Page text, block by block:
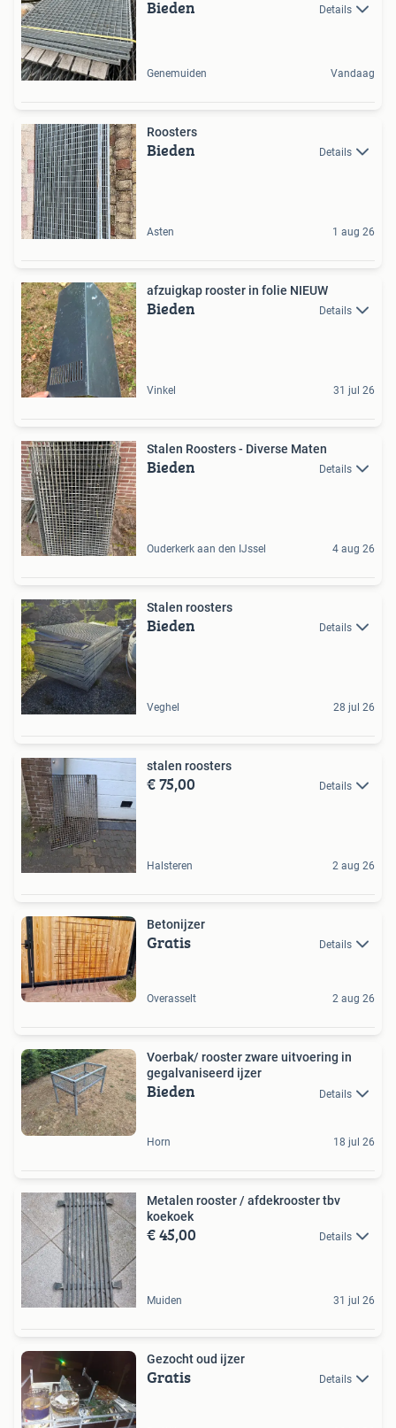
Bieden Details
Genemuiden Vandaag
Roosters
Bieden Details
Asten 1 aug 26
afzuigkap rooster in folie NIEUW
Bieden Details
Vinkel 31 jul 26
Stalen Roosters - Diverse Maten
Bieden Details
Ouderkerk aan den IJssel 4 aug 26
Stalen roosters
Bieden Details
Veghel 28 jul 26
stalen roosters
€ 75,00 Details
Halsteren 2 aug 26
Betonijzer
Gratis Details
Overasselt 2 aug 26
Voerbak/ rooster zware uitvoering in
gegalvaniseerd ijzer
Bieden Details
Horn 18 jul 26
Metalen rooster / afdekrooster tbv
koekoek
€ 45,00 Details
Muiden 31 jul 26
Gezocht oud ijzer
Gratis Details